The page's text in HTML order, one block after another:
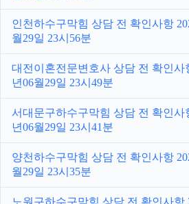
인천하수구막힘 상담 전 확인사항
월29일 23시56분
대전이혼전문변호사 상담 전 확인사
년06월29일 23시49분
서대문구하수구막힘 상담 전 확인사
년06월29일 23시41분
양천하수구막힘 상담 전 확인사항
월29일 23시35분
노원구하수구막힘 상담 전 확인사항